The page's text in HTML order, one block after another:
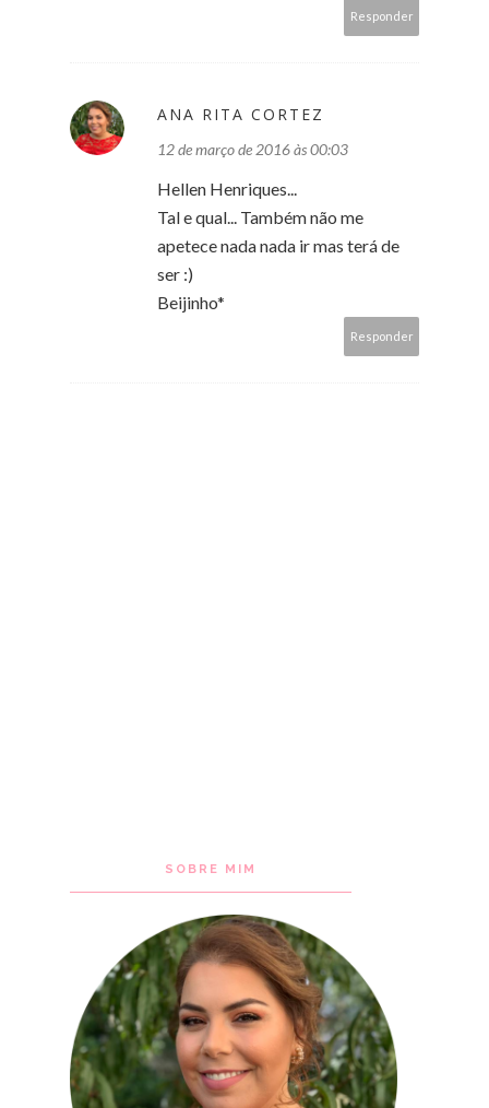
Responder
ANA RITA CORTEZ
12 de março de 2016 às 00:03
Hellen Henriques...
Tal e qual... Também não me
apetece nada nada ir mas terá de
ser :)
Beijinho*
Responder
SOBRE MIM